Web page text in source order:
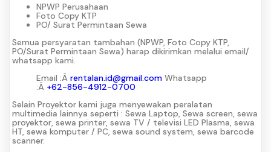
NPWP Perusahaan
Foto Copy KTP
PO/ Surat Permintaan Sewa
Semua persyaratan tambahan (NPWP, Foto Copy KTP,
PO/Surat Permintaan Sewa) harap dikirimkan melalui email/
whatsapp kami.
Email :Â rentalan.id@gmail.com Whatsapp
:Â +62-856-4912-0700
Selain Proyektor kami juga menyewakan peralatan
multimedia lainnya seperti : Sewa Laptop, Sewa screen, sewa
proyektor, sewa printer, sewa TV / televisi LED Plasma, sewa
HT, sewa komputer / PC, sewa sound system, sewa barcode
scanner.